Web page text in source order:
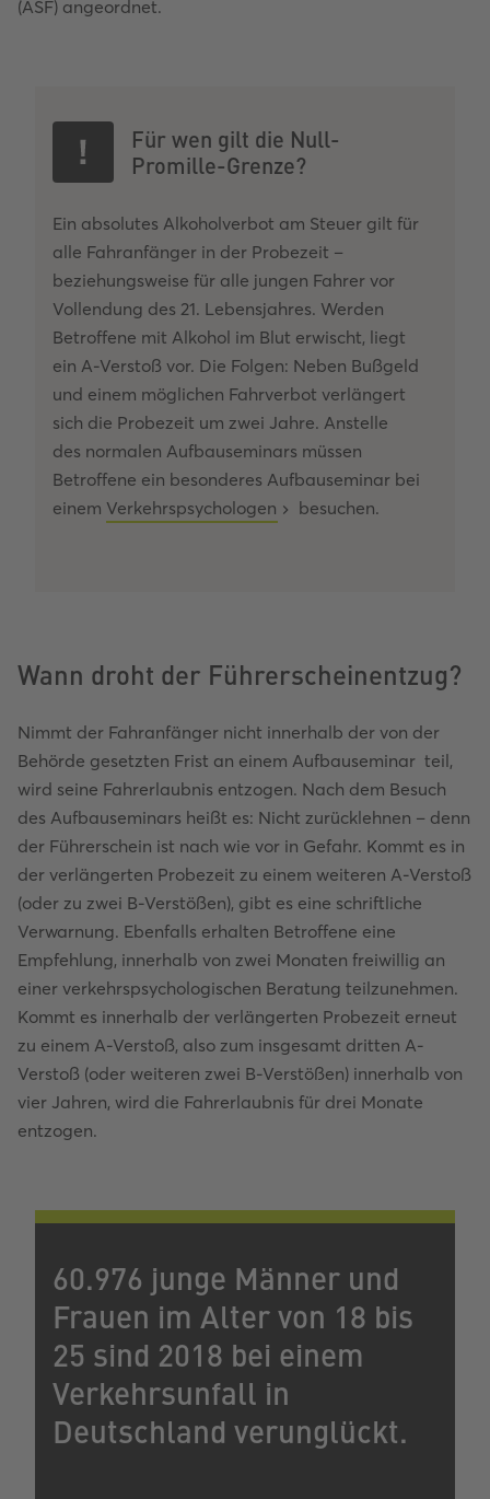
(ASF) angeordnet.
Für wen gilt die Null-
Promille-Grenze?
Ein absolutes Alkoholverbot am Steuer gilt für
alle Fahranfänger in der Probezeit –
beziehungsweise für alle jungen Fahrer vor
Vollendung des 21. Lebensjahres. Werden
Betroffene mit Alkohol im Blut erwischt, liegt
ein A-Verstoß vor. Die Folgen: Neben Bußgeld
und einem möglichen Fahrverbot verlängert
sich die Probezeit um zwei Jahre. Anstelle
des normalen Aufbauseminars müssen
Betroffene ein besonderes Aufbauseminar bei
einem Verkehrspsychologen besuchen.
Wann droht der Führerscheinentzug?
Nimmt der Fahranfänger nicht innerhalb der von der
Behörde gesetzten Frist an einem Aufbauseminar teil,
wird seine Fahrerlaubnis entzogen. Nach dem Besuch
des Aufbauseminars heißt es: Nicht zurücklehnen – denn
der Führerschein ist nach wie vor in Gefahr. Kommt es in
der verlängerten Probezeit zu einem weiteren A-Verstoß
(oder zu zwei B-Verstößen), gibt es eine schriftliche
Verwarnung. Ebenfalls erhalten Betroffene eine
Empfehlung, innerhalb von zwei Monaten freiwillig an
einer verkehrspsychologischen Beratung teilzunehmen.
Kommt es innerhalb der verlängerten Probezeit erneut
zu einem A-Verstoß, also zum insgesamt dritten A-
Verstoß (oder weiteren zwei B-Verstößen) innerhalb von
vier Jahren, wird die Fahrerlaubnis für drei Monate
entzogen.
60.976 junge Männer und
Frauen im Alter von 18 bis
25 sind 2018 bei einem
Verkehrsunfall in
Deutschland verunglückt.